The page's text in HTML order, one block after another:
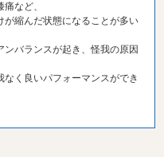
など、
が縮んだ状態になることが多い
バランスが起き、怪我の原因
く良いパフォーマンスができ